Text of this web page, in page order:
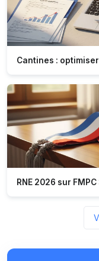
Cantines :
RNE 2026 sur